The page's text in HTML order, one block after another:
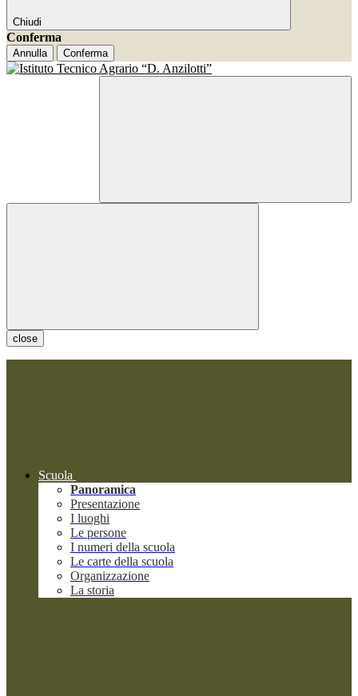
Chiudi
Conferma
Annulla Conferma
close
Scuola
Panoramica
Presentazione
I luoghi
Le persone
I numeri della scuola
Le carte della scuola
Organizzazione
La storia